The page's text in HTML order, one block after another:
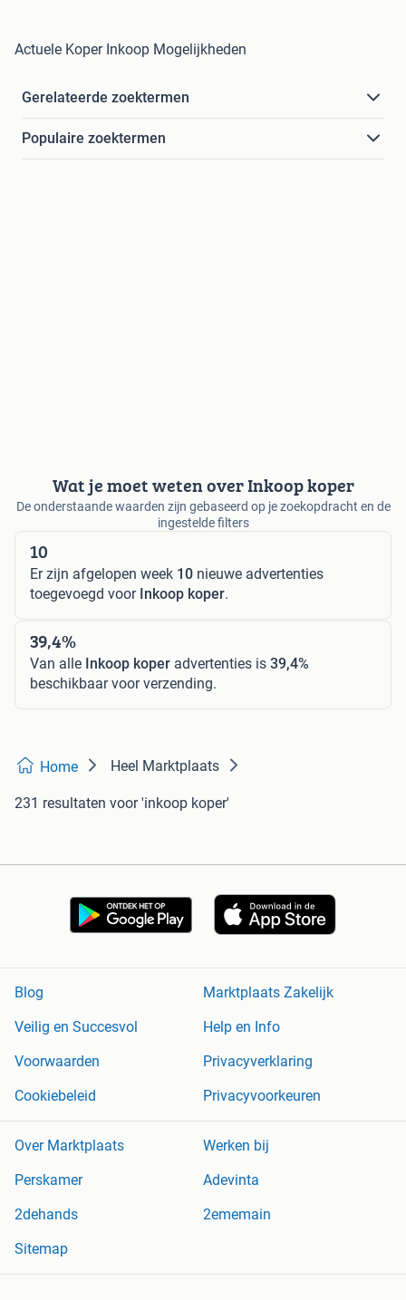
Actuele Koper Inkoop Mogelijkheden
Gerelateerde zoektermen
Populaire zoektermen
Wat je moet weten over Inkoop koper
De onderstaande waarden zijn gebaseerd op je zoekopdracht en de
ingestelde filters
10
Er zijn afgelopen week 10 nieuwe advertenties
toegevoegd voor Inkoop koper.
39,4%
Van alle Inkoop koper advertenties is 39,4%
beschikbaar voor verzending.
Home Heel Marktplaats
231 resultaten voor 'inkoop koper'
Blog
Marktplaats Zakelijk
Veilig en Succesvol
Help en Info
Voorwaarden
Privacyverklaring
Cookiebeleid
Privacyvoorkeuren
Over Marktplaats
Werken bij
Perskamer
Adevinta
2dehands
2ememain
Sitemap